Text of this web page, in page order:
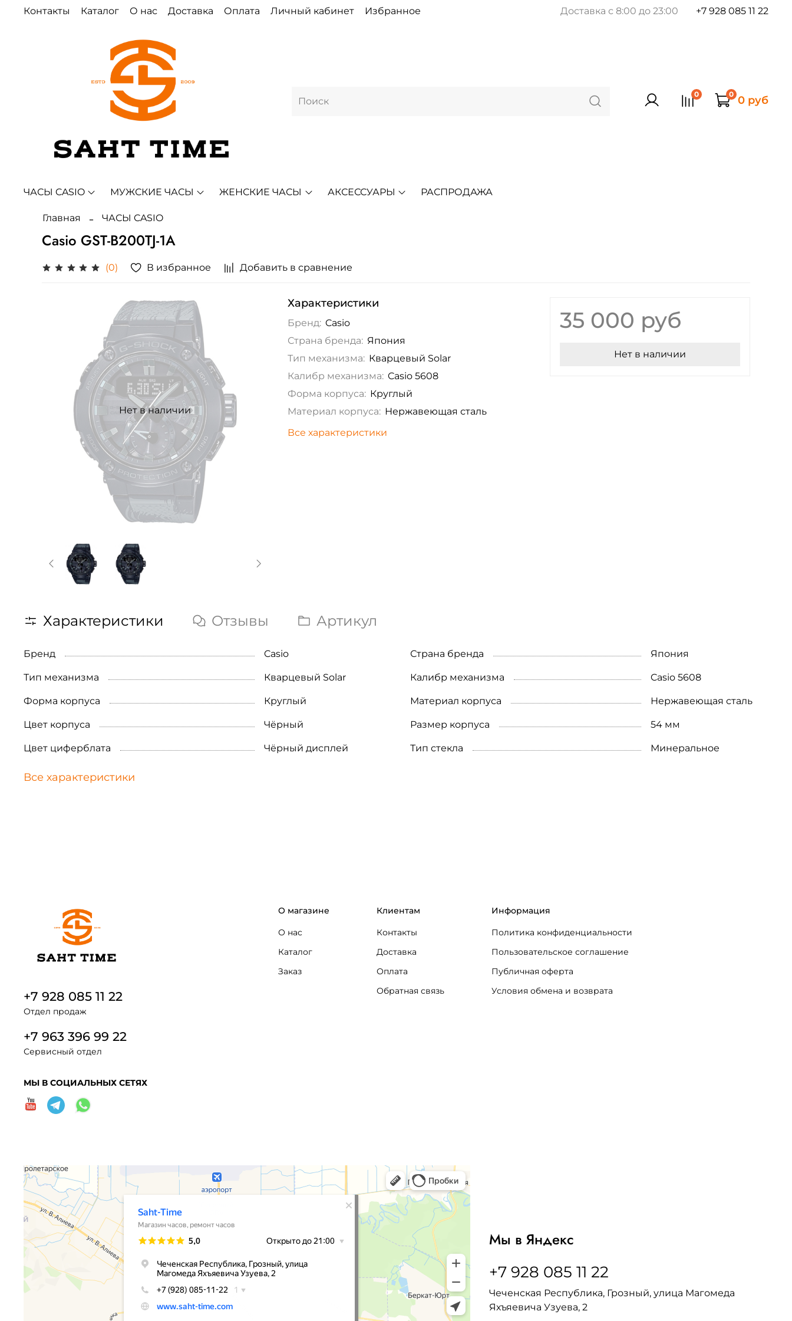
Контакты Каталог О нас Доставка Оплата Личный кабинет Избранное Доставка с 8:00 до 23:00 +7 928 085 11 22
0 0 0 руб
ЧАСЫ CASIO МУЖСКИЕ ЧАСЫ ЖЕНСКИЕ ЧАСЫ АКСЕССУАРЫ РАСПРОДАЖА
Главная ЧАСЫ CASIO
Casio GST-B200TJ-1A
(0) В избранное Добавить в сравнение
Нет в наличии
Характеристики
Бренд: Casio
Страна бренда: Япония
Тип механизма: Кварцевый Solar
Калибр механизма: Casio 5608
Форма корпуса: Круглый
Материал корпуса: Нержавеющая сталь
Все характеристики
35 000 руб
Нет в наличии
Характеристики Отзывы Артикул
Бренд Casio Страна бренда Япония
Тип механизма Кварцевый Solar Калибр механизма Casio 5608
Форма корпуса Круглый Материал корпуса Нержавеющая сталь
Цвет корпуса Чёрный Размер корпуса 54 мм
Цвет циферблата Чёрный дисплей Тип стекла Минеральное
Все характеристики
О магазине
О нас
Каталог
Заказ
Клиентам
Контакты
Доставка
Оплата
Обратная связь
Информация
Политика конфиденциальности
Пользовательское соглашение
Публичная оферта
Условия обмена и возврата
+7 928 085 11 22
Отдел продаж
+7 963 396 99 22
Сервисный отдел
МЫ В СОЦИАЛЬНЫХ СЕТЯХ
Мы в Яндекс
+7 928 085 11 22
Чеченская Республика, Грозный, улица Магомеда
Яхъяевича Узуева, 2